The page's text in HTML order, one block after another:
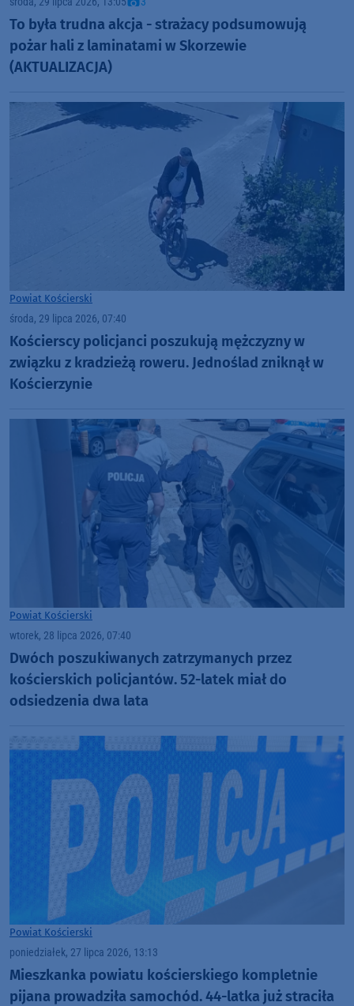
To była trudna akcja - strażacy podsumowują
pożar hali z laminatami w Skorzewie
(AKTUALIZACJA)
Powiat Kościerski
środa, 29 lipca 2026, 07:40
Kościerscy policjanci poszukują mężczyzny w
związku z kradzieżą roweru. Jednoślad zniknął w
Kościerzynie
Powiat Kościerski
wtorek, 28 lipca 2026, 07:40
Dwóch poszukiwanych zatrzymanych przez
kościerskich policjantów. 52-latek miał do
odsiedzenia dwa lata
Powiat Kościerski
poniedziałek, 27 lipca 2026, 13:13
Mieszkanka powiatu kościerskiego kompletnie
pijana prowadziła samochód. 44-latka już straciła